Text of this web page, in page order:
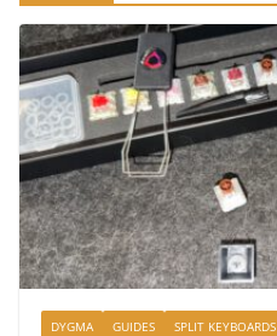
DYGMA GUIDES SPLIT KEYBOARDS